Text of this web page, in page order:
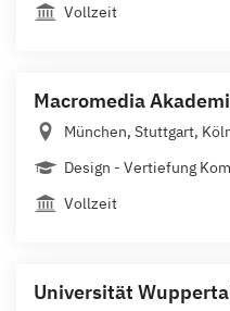
Vollzeit
Macromedia
München, Stuttgart,
Design - Vertiefung
Vollzeit
Universität